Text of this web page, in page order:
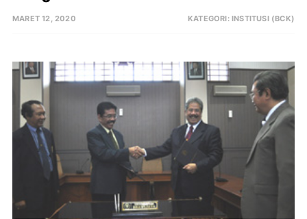
MARET 12, 2020 KATEGORI: INSTITUSI (BCK)